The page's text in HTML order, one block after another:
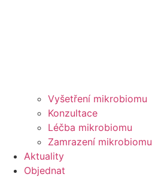
Vyšetření mikrobiomu
Konzultace
Léčba mikrobiomu
Zamrazení mikrobiomu
Aktuality
Objednat